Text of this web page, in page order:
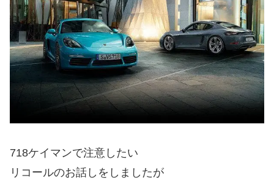
718ケイマンで注意したい
リコールのお話しをしましたが